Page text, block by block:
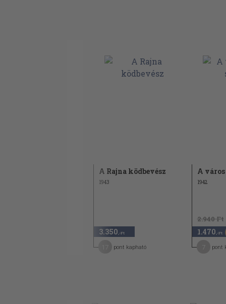
A Rajna ködbevész
1943
3.350 ,-Ft
pont kapható
A
1942
2.940 Ft
1.470 ,-Ft
pont